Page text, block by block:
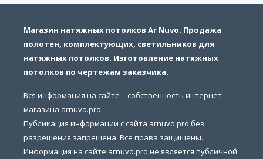
Магазин натяжных потолков Ar Nuvo. Продажа
полотен, комплектующих, светильников для
натяжных потолков. Изготовление натяжных
потолков по чертежам заказчика.
Вся информация на сайте – собственность интернет-
магазина arnuvo.pro.
Публикация информации с сайта arnuvo.pro без
разрешения запрещена. Все права защищены.
Информация на сайте arnuvo.pro не является публичной